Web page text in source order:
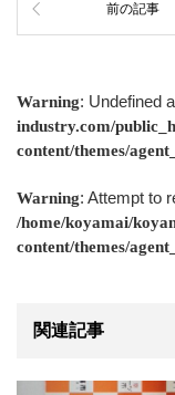
前の記事
Warning: Undefined
industry.com/
content/themes/
Warning: Attempt to
/home/koyamai/
content/themes/
関連記事